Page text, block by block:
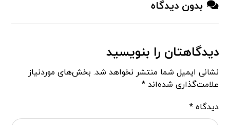
بدون دیدگاه
دیدگاهتان را بنویسید
نشانی ایمیل شما منتشر نخواهد شد. بخش‌های موردنیاز
علامت‌گذاری شده‌اند*
دیدگاه*